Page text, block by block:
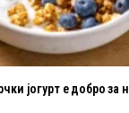
јогурт е добро за